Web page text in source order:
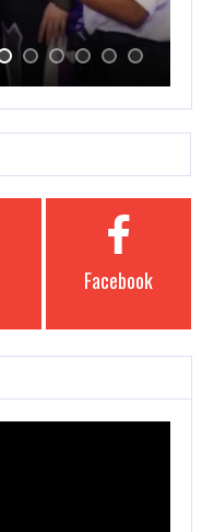
Facebook